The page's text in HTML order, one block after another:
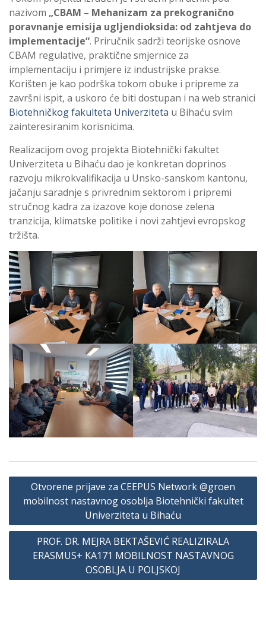
nazivom „CBAM – Mehanizam za prekogranično
poravnanje emisija ugljendioksida: od zahtjeva do
implementacije“. Priručnik sadrži teorijske osnove
CBAM regulative, praktične smjernice za
implementaciju i primjere iz industrijske prakse.
Korišten je kao podrška tokom obuke i pripreme za
završni ispit, a uskoro će biti dostupan i na web stranici
Biotehničkog fakulteta Univerziteta u Bihaću svim
zainteresiranim korisnicima.
Realizacijom ovog projekta Biotehnički fakultet
Univerziteta u Bihaću dao je konkretan doprinos
razvoju mikrokvalifikacija u Unsko-sanskom kantonu,
jačanju saradnje s privrednim sektorom i pripremi
stručnog kadra za izazove koje donose zelena
tranzicija, klimatske politike i novi zahtjevi evropskog
tržišta.
Navigacija
članaka
Otvorene prijave za CEEPUS Network @groen
mobilnost nastavnog osoblja Biotehnički fakultet
Univerziteta u Bihaću
PROF. DR. MEJRA BEKTAŠEVIĆ REALIZIRALA
ERASMUS+ KA171 MOBILNOST NASTAVNOG
OSOBLJA U POLJSKOJ